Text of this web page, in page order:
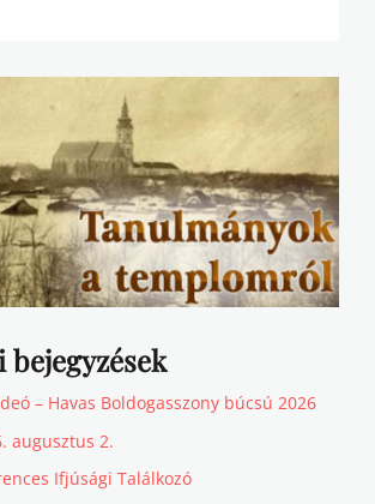
– Havas Boldogasszony búcsú 2026
augusztus 2.
Ifjúsági Találkozó